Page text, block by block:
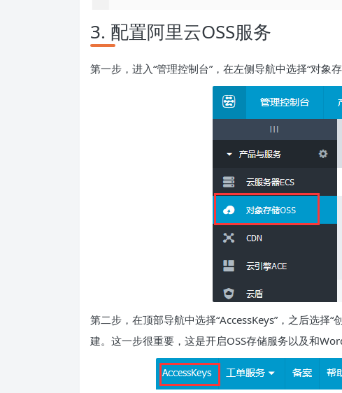
3. 配置阿里云OSS服务
第一步，进入“管理控制台”，在左侧导航中选择“对象
第二步，在顶部导航中选择“AccessKeys”，之后选择
建。这一步很重要，这是开启OSS存储服务以及和